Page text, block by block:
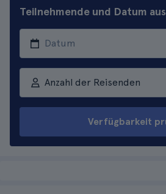
Teilnehmende und Datum
Anzahl der Reisenden
Verfügbarkeit